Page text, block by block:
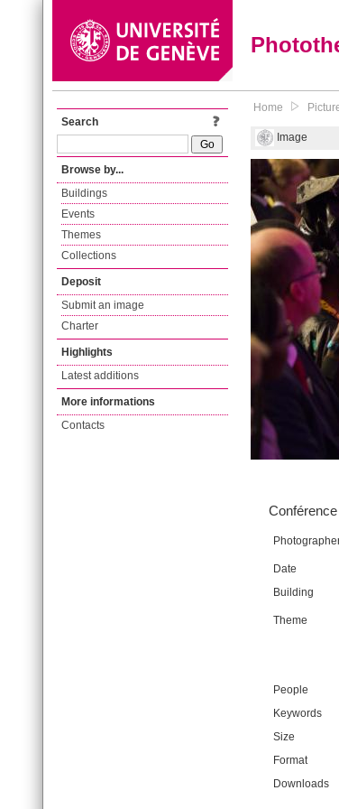
Search
Browse by...
Buildings
Events
Themes
Collections
Deposit
Submit an image
Charter
Highlights
Latest additions
More informations
Contacts
Home
Image
Date
Building
Theme
People
Keywords
Size
Format
Downloads